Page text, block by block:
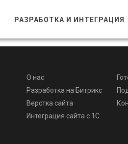
РАЗРАБОТКА И ИНТЕГРАЦИЯ
О нас
Разработка на Битрикс
Верстка сайта
Интеграция сайта с 1С